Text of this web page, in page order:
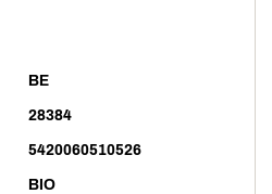
BE
28384
5420060510526
BIO